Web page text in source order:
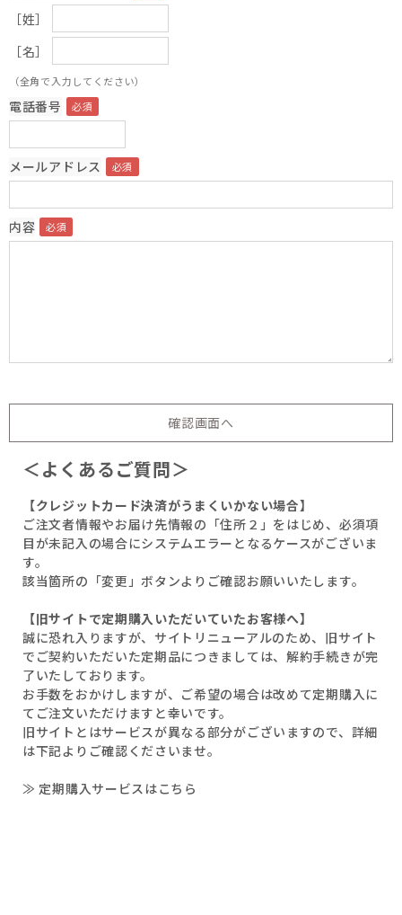
［姓］
［名］
（全角で入力してください）
電話番号
メールアドレス
内容
＜よくあるご質問＞
【クレジットカード決済がうまくいかない場合】
ご注文者情報やお届け先情報の「住所２」をはじめ、必須項
目が未記入の場合にシステムエラーとなるケースがございま
す。
該当箇所の「変更」ボタンよりご確認お願いいたします。
【旧サイトで定期購入いただいていたお客様へ】
誠に恐れ入りますが、サイトリニューアルのため、旧サイト
でご契約いただいた定期品につきましては、解約手続きが完
了いたしております。
お手数をおかけしますが、ご希望の場合は改めて定期購入に
てご注文いただけますと幸いです。
旧サイトとはサービスが異なる部分がございますので、詳細
は下記よりご確認くださいませ。
≫ 定期購入サービスはこちら